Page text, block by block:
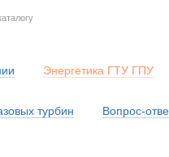
Энергетика ГТУ ГПУ
турбин Вопрос-